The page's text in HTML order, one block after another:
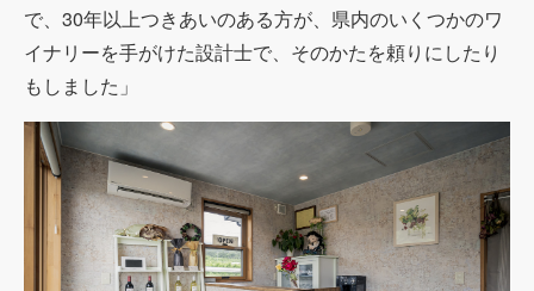
で、 30年以上つきあいのある方が、県内のいくつかのワ
イナリーを手がけた設計士で、そのかたを頼りにしたり
もしました」